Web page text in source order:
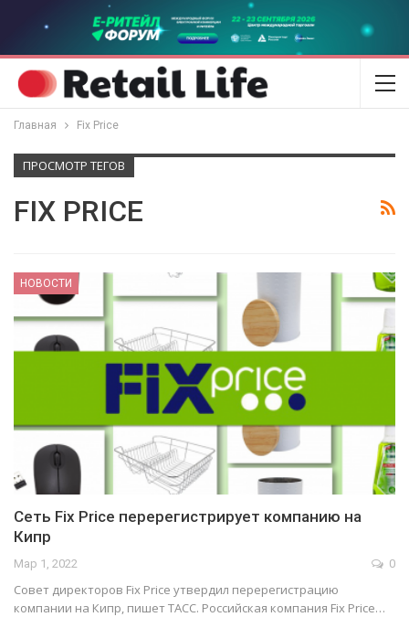
Главная Fix Price
ПРОСМОТР ТЕГОВ
FIX PRICE
НОВОСТИ
Сеть Fix Price перерегистрирует компанию на
Кипр
Мар 1, 2022 0
Совет директоров Fix Price утвердил перерегистрацию
компании на Кипр, пишет ТАСС. Российская компания Fix Price…